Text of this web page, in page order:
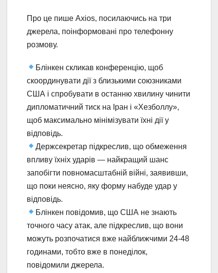
Про це пише Axios, посилаючись на три
джерела, поінформовані про телефонну
розмову.
Блінкен скликав конференцію, щоб
скоординувати дії з близькими союзниками
США і спробувати в останню хвилину чинити
дипломатичний тиск на Іран і «Хезболлу»,
щоб максимально мінімізувати їхні дії у
відповідь.
Держсекретар підкреслив, що обмеження
впливу їхніх ударів — найкращий шанс
запобігти повномасштабній війні, заявивши,
що поки неясно, яку форму набуде удар у
відповідь.
Блінкен повідомив, що США не знають
точного часу атак, але підкреслив, що вони
можуть розпочатися вже найближчими 24-48
годинами, тобто вже в понеділок,
повідомили джерела.